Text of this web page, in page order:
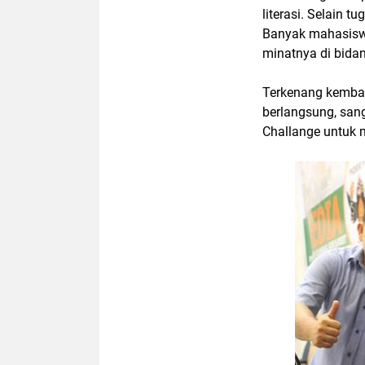
literasi. Selain
Banyak
minatnya di
Terkenang
berlangsung,
Challange untuk